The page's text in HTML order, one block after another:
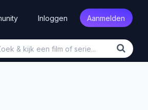
Inloggen Aanmelden